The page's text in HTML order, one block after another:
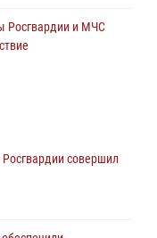
Росгвардии и МЧС
к донорской акции
совершил